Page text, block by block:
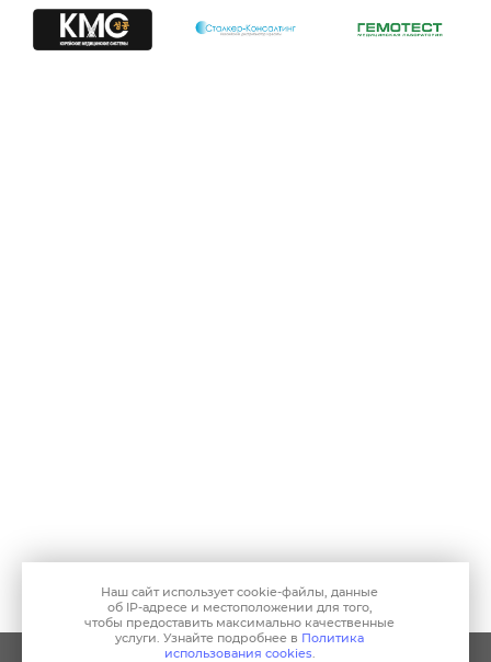
Наш сайт используетcookie-файлы, данные
об IP-адресеи местоположении для того,
чтобы предоставить максимально качественные
услуги. Узнайте подробнее в Политика
использования cookies.